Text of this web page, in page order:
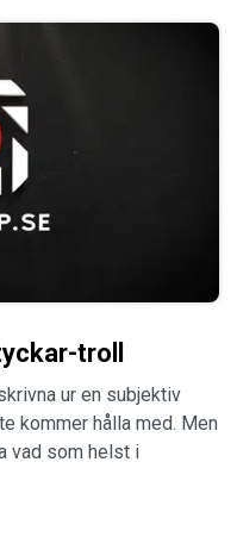
troll
ur en subjektiv
kommer hålla med. Men
vad som helst i